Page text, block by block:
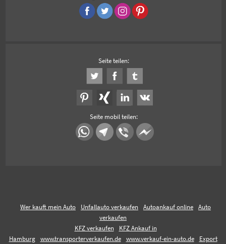
Seite teilen:
Seite mobil teilen:
Wer kauft mein Auto Unfallauto verkaufen Autoankauf online
Auto
verkaufen
KFZ verkaufen
KFZ Ankauf in
Hamburg
www.transporterverkaufen.de www.verkauf-ein-auto.de
Export